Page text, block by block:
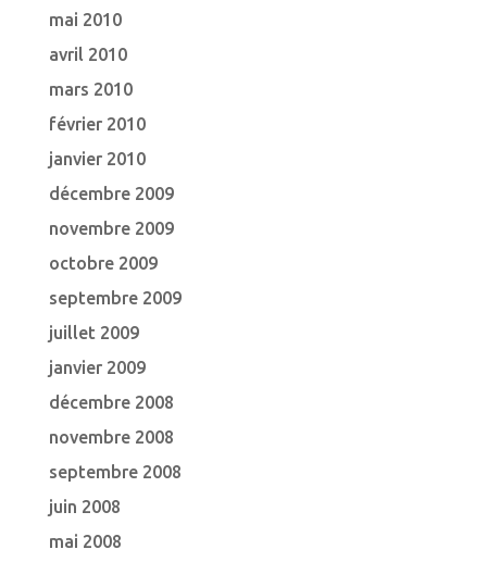
mai 2010
avril 2010
mars 2010
février 2010
janvier 2010
décembre 2009
novembre 2009
octobre 2009
septembre 2009
juillet 2009
janvier 2009
décembre 2008
novembre 2008
septembre 2008
juin 2008
mai 2008